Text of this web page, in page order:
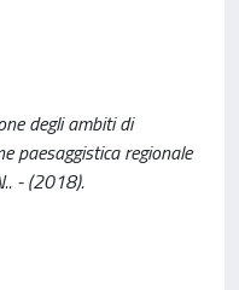
degli ambiti di
paesaggistica regionale
- (2018).